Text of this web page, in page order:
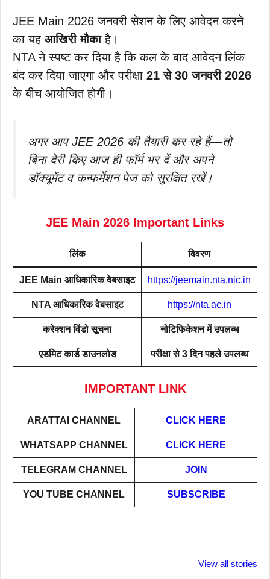
JEE Main 2026 जनवरी सेशन के लिए आवेदन करने
का यह आखिरी मौकाहै।
NTA ने स्पष्ट कर दिया है कि कल के बाद आवेदन लिंक
बंद कर दिया जाएगा और परीक्षा 21 से 30 जनवरी 2026
के बीच आयोजित होगी।
अगर आप JEE 2026 की तैयारी कर रहे हैं—तो
बिना देरी किए आज ही फॉर्म भर दें और अपने
डॉक्यूमेंट व कन्फर्मेशन पेज को सुरक्षित रखें।
JEE Main 2026 Important Links
लिंक विवरण
JEE Main आधिकारिक वेबसाइट https://jeemain.nta.nic.in
NTA आधिकारिक वेबसाइट https://nta.ac.in
करेक्शन विंडो सूचना नोटिफिकेशन में उपलब्ध
एडमिट कार्ड डाउनलोड परीक्षा से 3 दिन पहले उपलब्ध
IMPORTANT LINK
ARATTAI CHANNEL CLICK HERE
WHATSAPP CHANNEL CLICK HERE
TELEGRAM CHANNEL JOIN
YOU TUBE CHANNEL SUBSCRIBE
View all stories
पिने के फायदे